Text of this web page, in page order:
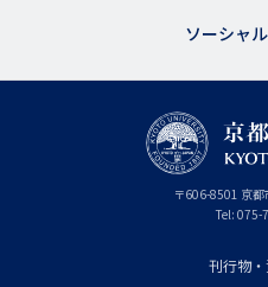
ソーシャ
〒606-8501 京
都
府
京都
Tel: 075-
刊行物